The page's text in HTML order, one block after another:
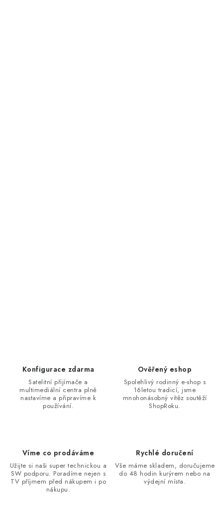
Konfigurace zdarma
Satelitní přijímače a
multimediální centra plně
nastavíme a připravíme k
používání.
Ověřený eshop
Spolehlivý rodinný e-shop s
16letou tradicí, jsme
mnohonásobný vítěz soutěží
ShopRoku.
Víme co prodáváme
Užijte si naši super technickou a
SW podporu. Poradíme nejen s
TV příjmem před nákupem i po
nákupu.
Rychlé doručení
Vše máme skladem, doručujeme
do 48 hodin kurýrem nebo na
výdejní místa.